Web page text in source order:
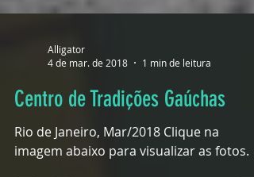
Alligator
4 de mar. de 2018
1 min de leitura
Centro de Tradições Gaúchas